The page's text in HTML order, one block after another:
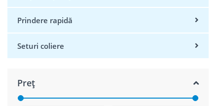
Prindere rapidă
Seturi coliere
Preț